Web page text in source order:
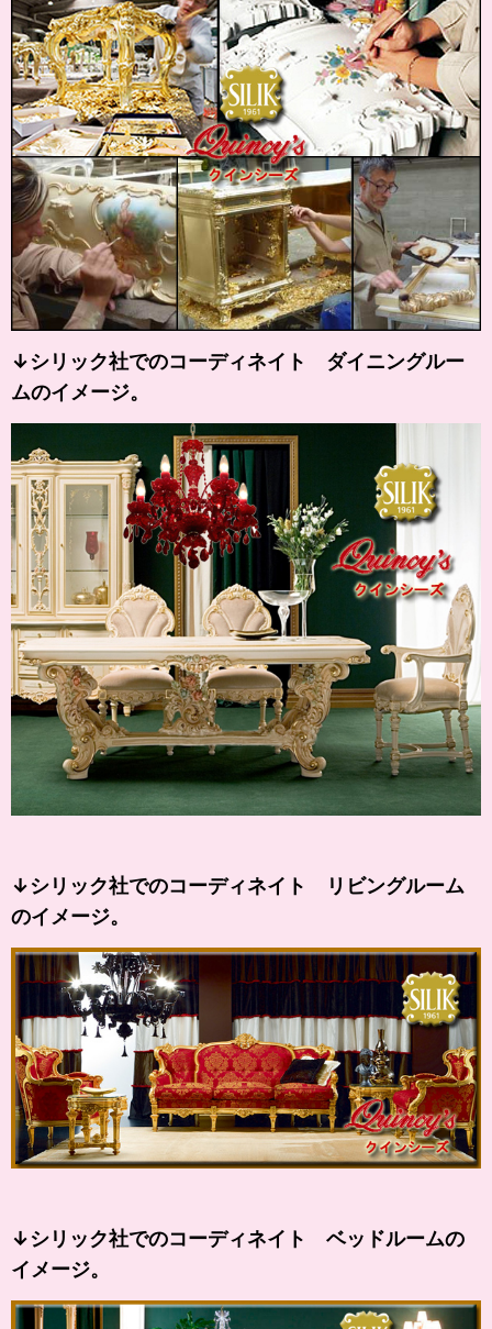
↓シリック社でのコーディネイト ダイニングルー
ムのイメージ。
↓シリック社でのコーディネイト リビングルーム
のイメージ。
↓シリック社でのコーディネイト ベッドルームの
イメージ。